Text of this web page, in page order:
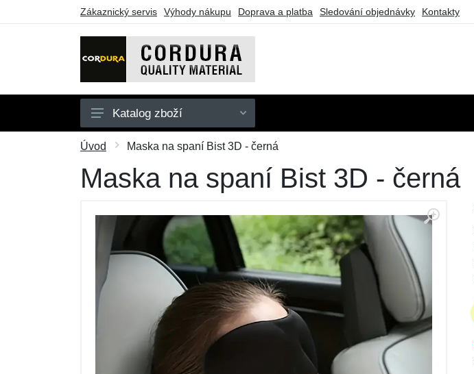
Zákaznický servis Výhody nákupu Doprava a platba Sledování objednávky Kontakty
Oblečení
Doplňky
Pouzdra a tašky
Outdoorové vybavení
Dárkové poukazy
Výprodej
Katalog zboží
Úvod Maska na spaní Bist 3D - černá
Maska na spaní Bist 3D - černá